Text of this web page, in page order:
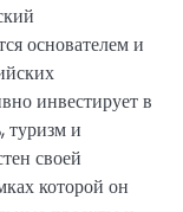
основателем и
инвестирует в
туризм и
своей
которой он